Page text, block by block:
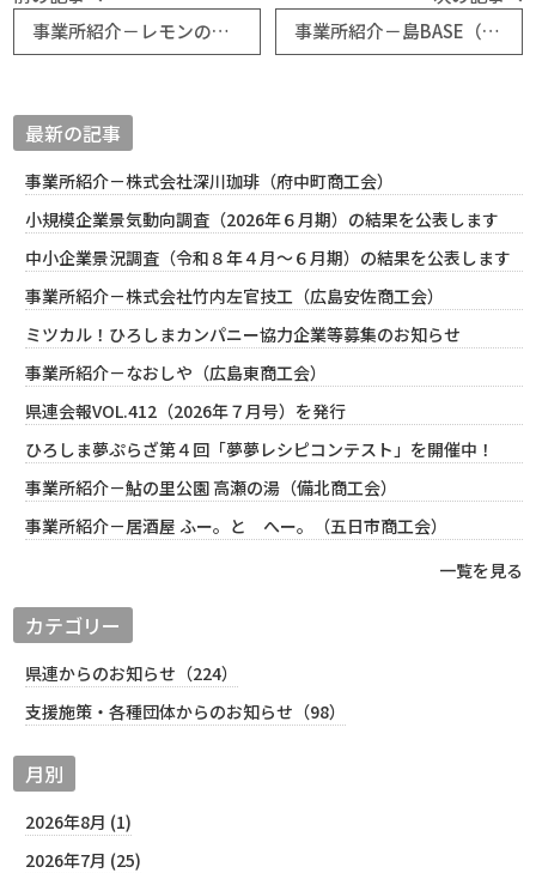
事業所紹介－レモンの卵農園（大崎上島町商工会）
事業所紹介－島BASE（大崎上島町商工会）
最新の記事
事業所紹介－株式会社深川珈琲（府中町商工会）
小規模企業景気動向調査（2026年６月期）の結果を公表します
中小企業景況調査（令和８年４月～６月期）の結果を公表します
事業所紹介－株式会社竹内左官技工（広島安佐商工会）
ミツカル！ひろしまカンパニー協力企業等募集のお知らせ
事業所紹介－なおしや（広島東商工会）
県連会報VOL.412（2026年７月号）を発行
ひろしま夢ぷらざ第４回「夢夢レシピコンテスト」を開催中！
事業所紹介－鮎の里公園 高瀬の湯（備北商工会）
事業所紹介－居酒屋 ふー。と へー。（五日市商工会）
一覧を見る
カテゴリー
県連からのお知らせ（224）
支援施策・各種団体からのお知らせ（98）
月別
2026年8月 (1)
2026年7月 (25)